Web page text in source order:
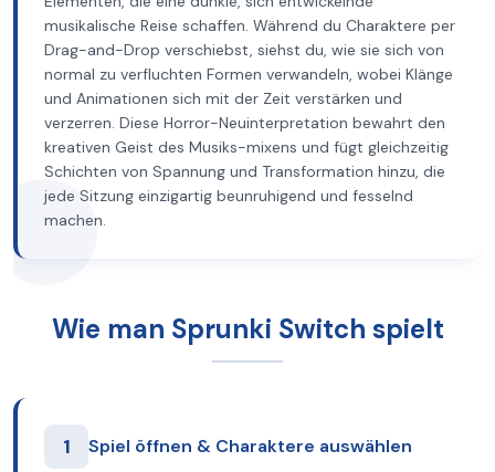
musikalische Reise schaffen. Während du Charaktere per
Drag-and-Drop verschiebst, siehst du, wie sie sich von
normal zu verfluchten Formen verwandeln, wobei Klänge
und Animationen sich mit der Zeit verstärken und
verzerren. Diese Horror-Neuinterpretation bewahrt den
kreativen Geist des Musiks-mixens und fügt gleichzeitig
Schichten von Spannung und Transformation hinzu, die
jede Sitzung einzigartig beunruhigend und fesselnd
machen.
Wie man Sprunki Switch spielt
1 Spiel öffnen & Charaktere auswählen